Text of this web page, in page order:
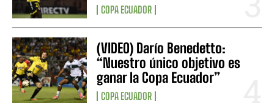
COPA ECUADOR
(VIDEO) Darío Benedetto:
“Nuestro único objetivo es
ganar la Copa Ecuador”
COPA ECUADOR